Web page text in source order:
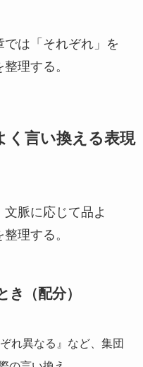
は「それぞれ」を
理する。
く言い換える表現
脈に応じて品よ
理する。
き（配分）
れ異なる』など、集団